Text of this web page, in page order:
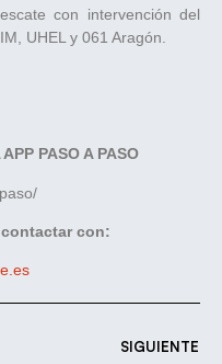
con intervención del
UHEL y 061 Aragón.
PASO A PASO
con:
SIGUIENTE